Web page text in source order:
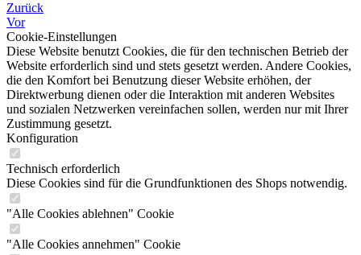
Zurück
Vor
Cookie-Einstellungen
Diese Website benutzt Cookies, die für den technischen Betrieb der
Website erforderlich sind und stets gesetzt werden. Andere Cookies,
die den Komfort bei Benutzung dieser Website erhöhen, der
Direktwerbung dienen oder die Interaktion mit anderen Websites
und sozialen Netzwerken vereinfachen sollen, werden nur mit Ihrer
Zustimmung gesetzt.
Konfiguration
Technisch erforderlich
Diese Cookies sind für die Grundfunktionen des Shops notwendig.
"Alle Cookies ablehnen" Cookie
"Alle Cookies annehmen" Cookie